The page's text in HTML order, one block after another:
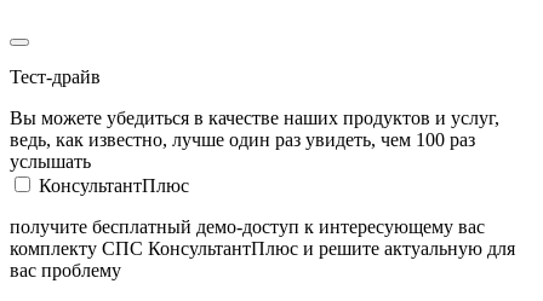
Тест-драйв
Вы можете убедиться в качестве наших продуктов и услуг,
ведь, как известно, лучше один раз увидеть, чем 100 раз
услышать
КонсультантПлюс
получите бесплатный демо-доступ к интересующему вас
комплекту СПС КонсультантПлюс и решите актуальную для
вас проблему